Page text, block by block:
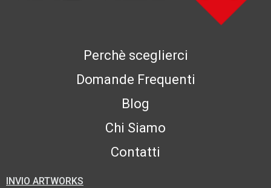
Perchè sceglierci
Domande Frequenti
Blog
Chi Siamo
Contatti
INVIO ARTWORKS